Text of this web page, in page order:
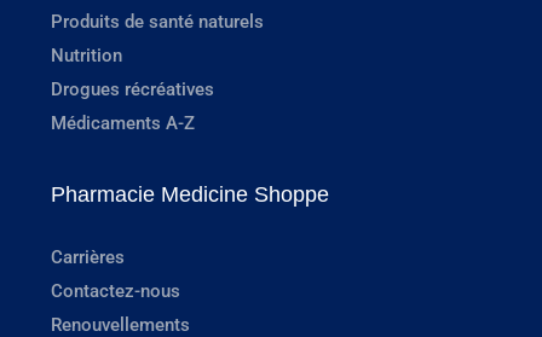
Produits de santé naturels
Nutrition
Drogues récréatives
Médicaments A-Z
Pharmacie Medicine Shoppe
Carrières
Contactez-nous
Renouvellements